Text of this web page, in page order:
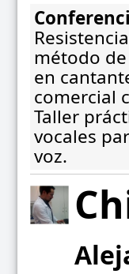
método
en
comercial
Taller
vocales
voz.